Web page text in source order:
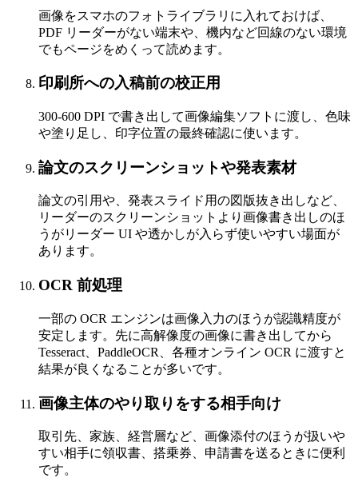
画像をスマホのフォトライブラリに入れておけば、
PDF リーダーがない端末や、機内など回線のない環境
でもページをめくって読めます。
印刷所への入稿前の校正用
300-600 DPI で書き出して画像編集ソフトに渡し、色味
や塗り足し、印字位置の最終確認に使います。
論文のスクリーンショットや発表素材
論文の引用や、発表スライド用の図版抜き出しなど、
リーダーのスクリーンショットより画像書き出しのほ
うがリーダー UI や透かしが入らず使いやすい場面が
あります。
OCR 前処理
一部の OCR エンジンは画像入力のほうが認識精度が
安定します。先に高解像度の画像に書き出してから
Tesseract、PaddleOCR、各種オンライン OCR に渡すと
結果が良くなることが多いです。
画像主体のやり取りをする相手向け
取引先、家族、経営層など、画像添付のほうが扱いや
すい相手に領収書、搭乗券、申請書を送るときに便利
です。